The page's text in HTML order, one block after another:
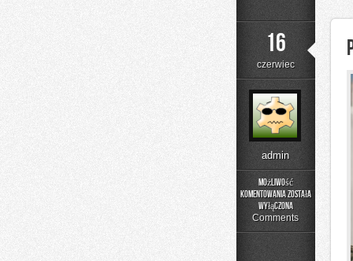
16
czerwiec
admin
Możliwość
komentowania
Poradniki
Użytkownika
została
wyłączona
Comments